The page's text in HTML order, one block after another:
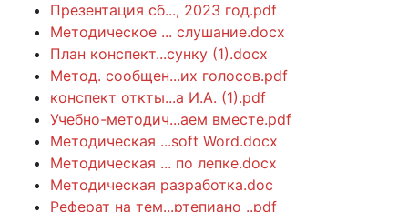
Презентация сб..., 2023 год.pdf
Методическое ... слушание.docx
План конспект...сунку (1).docx
Метод. сообщен...их голосов.pdf
конспект откты...а И.А. (1).pdf
Учебно-методич...аем вместе.pdf
Методическая ...soft Word.docx
Методическая ... по лепке.docx
Методическая разработка.doc
Реферат на тем...ртепиано ..pdf